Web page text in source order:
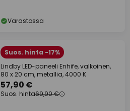
Varastossa
Suos. hinta -17%
Lindby LED-paneeli Enhife, valkoinen,
80 x 20 cm, metallia, 4000 K
57,90 €
Suos. hinta69,90 €